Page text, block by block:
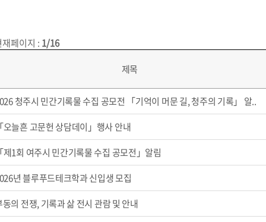
페이지 : 1/16
제목
청주시 민간기록물 수집 공모전 「기억이 머문 길, 청주의 기록」 알..
오늘흔 고문헌 상담데이」행사 안내
제1회 여주시 민간기록물 수집 공모전」알림
년 블루푸드테크학과 신입생 모집
동의 전쟁, 기록과 삶 전시 관람 및 안내